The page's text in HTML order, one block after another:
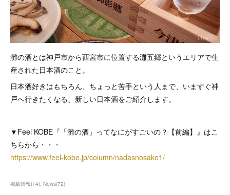
灘の酒とは神戸市から西宮市に位置する灘五郷というエリアで生
産された日本酒のこと。
日本酒好きはもちろん、ちょっと苦手という人まで、いますぐ神
戸へ行きたくなる、新しい日本酒をご紹介します。
▼Feel KOBE『「灘の酒」ってなにがすごいの？【前編】』はこ
ちらから・・・
https://www.feel-kobe.jp/column/nadasnosake1/
掲載情報(14) News(72)